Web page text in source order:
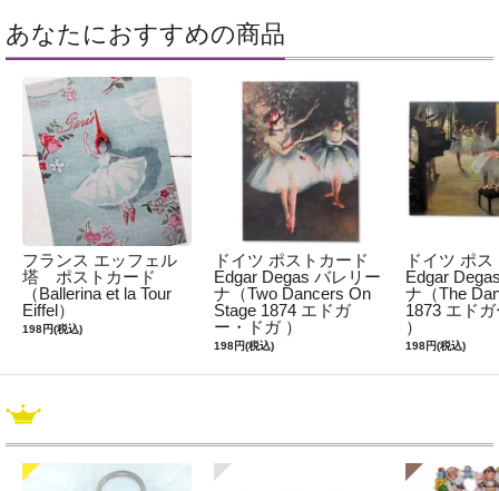
あなたにおすすめの商品
フランス エッフェル
塔 ポストカード
（Ballerina et la Tour
Eiffel）
198円(税込)
ドイツ ポストカード
Edgar Degas バレリー
ナ（Two Dancers On
Stage 1874 エドガ
ー・ドガ ）
198円(税込)
ドイツ ポ
Edgar
ナ（The
1873 エド
）
198円(税込)